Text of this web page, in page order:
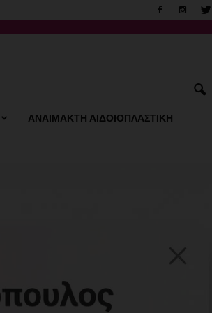
ΑΝΑΙΜΑΚΤΗ ΑΙΔΟΙΟΠΛΑΣΤΙΚΗ